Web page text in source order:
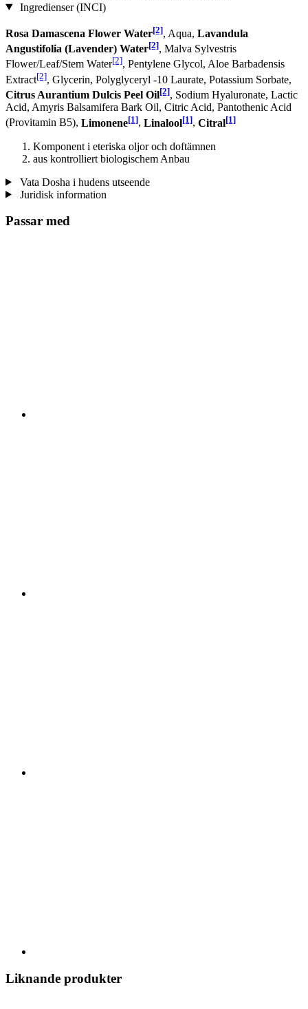
Ingredienser (INCI)
Rosa Damascena Flower Water[2], Aqua, Lavandula
Angustifolia (Lavender) Water[2], Malva Sylvestris
Flower/Leaf/Stem Water[2], Pentylene Glycol, Aloe Barbadensis
Extract[2], Glycerin, Polyglyceryl -10 Laurate, Potassium Sorbate,
Citrus Aurantium Dulcis Peel Oil[2], Sodium Hyaluronate, Lactic
Acid, Amyris Balsamifera Bark Oil, Citric Acid, Pantothenic Acid
(Provitamin B5), Limonene[1], Linalool[1], Citral[1]
Komponent i eteriska oljor och doftämnen
aus kontrolliert biologischem Anbau
Vata Dosha i hudens utseende
Juridisk information
Passar med
Liknande produkter